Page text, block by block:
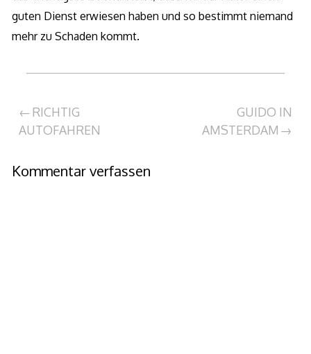
guten Dienst erwiesen haben und so bestimmt niemand
mehr zu Schaden kommt.
Beitragsnavigation
RICHTIG
AUTOFAHREN
GUIDO IN
AMSTERDAM
Kommentar verfassen